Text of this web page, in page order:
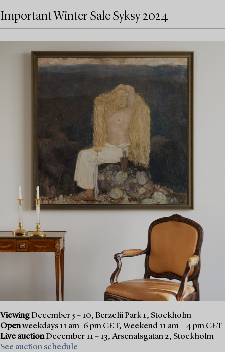
Important Winter Sale Syksy 2024
ViewingDecember 5 – 10, Berzelii Park 1, Stockholm
Openweekdays 11 am–6 pm CET, Weekend 11 am – 4 pm CET
Live auctionDecember 11 – 13, Arsenalsgatan 2, Stockholm
See auction schedule